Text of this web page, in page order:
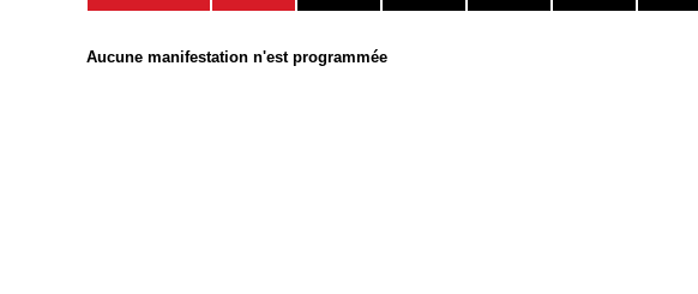
Aucune manifestation n'est programmée